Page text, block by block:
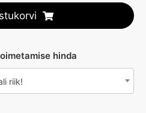
hinda
riik!